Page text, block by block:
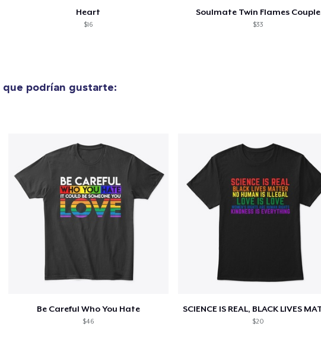
Heart
$16
Soulmate Twin Flames Couple
$33
que podrían gustarte:
Be Careful Who You Hate
$46 $20